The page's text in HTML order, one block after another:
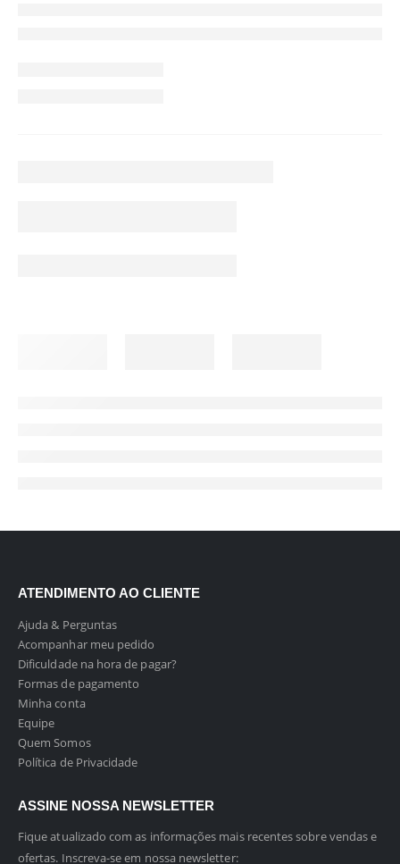
ATENDIMENTO AO CLIENTE
Ajuda & Perguntas
Acompanhar meu pedido
Dificuldade na hora de pagar?
Formas de pagamento
Minha conta
Equipe
Quem Somos
Política de Privacidade
ASSINE NOSSA NEWSLETTER
Fique atualizado com as informações mais recentes sobre vendas e
ofertas. Inscreva-se em nossa newsletter: